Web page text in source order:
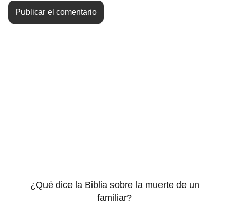
¿Qué dice la Biblia sobre la muerte de un
familiar?